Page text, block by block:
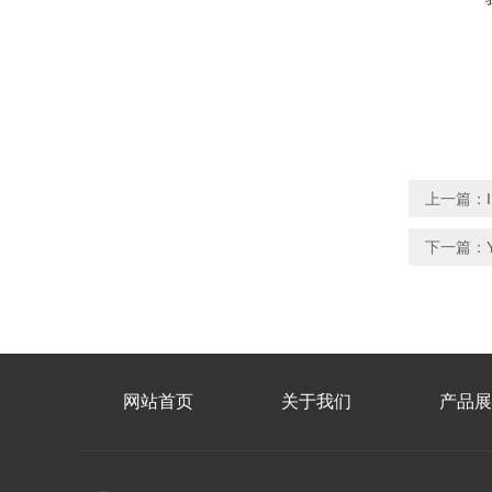
上一篇：
下一篇：
网站首页 关于我们 产品